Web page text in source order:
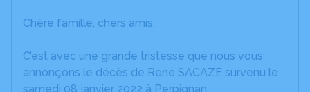
Chère famille, chers amis,
C’est avec une grande tristesse que nous vous
annonçons le décès de René SACAZE survenu le
samedi 08 janvier 2022 à Perpignan.